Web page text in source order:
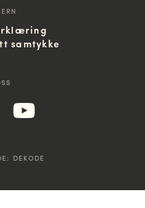
samtykke
DEKODE